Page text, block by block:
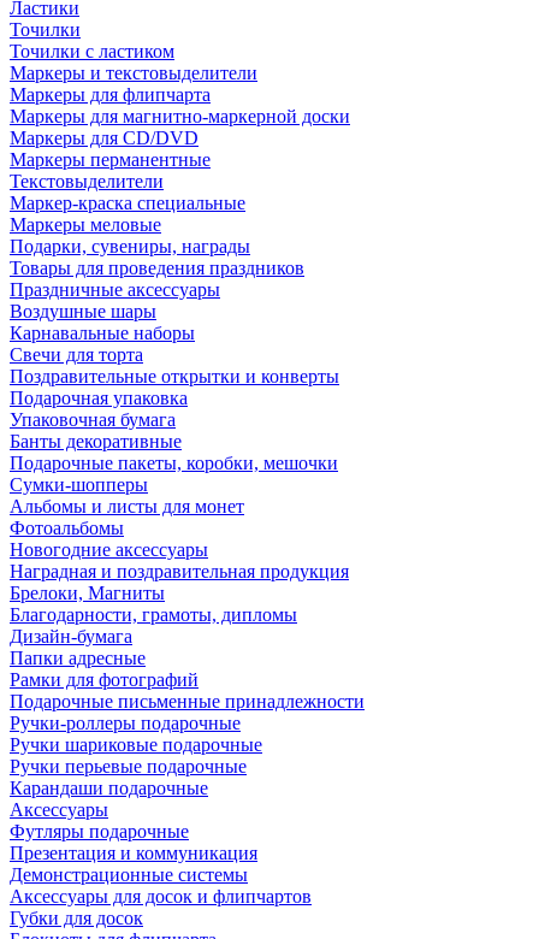
Ластики
Точилки
Точилки с ластиком
Маркеры и текстовыделители
Маркеры для флипчарта
Маркеры для магнитно-маркерной доски
Маркеры для CD/DVD
Маркеры перманентные
Текстовыделители
Маркер-краска специальные
Маркеры меловые
Подарки, сувениры, награды
Товары для проведения праздников
Праздничные аксессуары
Воздушные шары
Карнавальные наборы
Свечи для торта
Поздравительные открытки и конверты
Подарочная упаковка
Упаковочная бумага
Банты декоративные
Подарочные пакеты, коробки, мешочки
Сумки-шопперы
Альбомы и листы для монет
Фотоальбомы
Новогодние аксессуары
Наградная и поздравительная продукция
Брелоки, Магниты
Благодарности, грамоты, дипломы
Дизайн-бумага
Папки адресные
Рамки для фотографий
Подарочные письменные принадлежности
Ручки-роллеры подарочные
Ручки шариковые подарочные
Ручки перьевые подарочные
Карандаши подарочные
Аксессуары
Футляры подарочные
Презентация и коммуникация
Демонстрационные системы
Аксессуары для досок и флипчартов
Губки для досок